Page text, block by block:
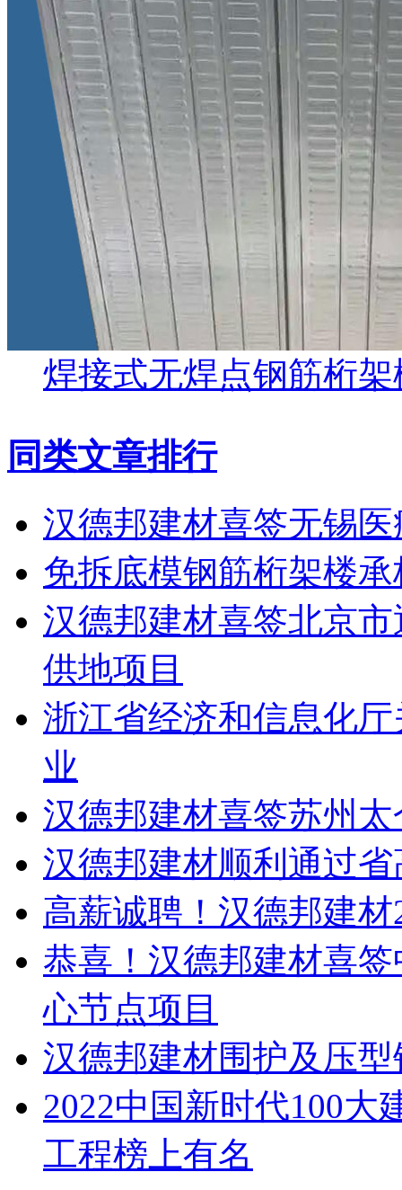
焊接式无焊点钢筋桁
同类文章排行
汉德邦建材喜签无锡
免拆底模钢筋桁架楼
汉德邦建材喜签北京
供地项目
浙江省经济和信息化
业
汉德邦建材喜签苏州
汉德邦建材顺利通过
高薪诚聘！汉德邦建
恭喜！汉德邦建材喜
心节点项目
汉德邦建材围护及压
2022中国新时代100大
工程榜上有名